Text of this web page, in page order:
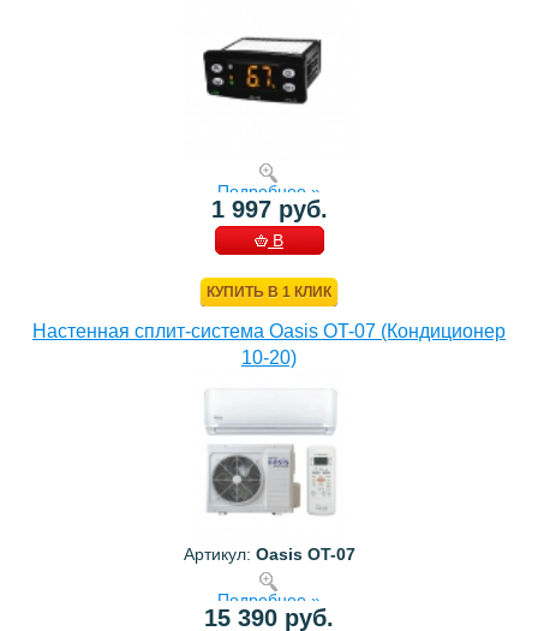
Подробнее »
1 997 руб.
В
КУПИТЬ В 1 КЛИК
Настенная сплит-система Oasis OT-07 (Кондиционер
10-20)
Артикул: Oasis OT-07
Подробнее »
15 390 руб.